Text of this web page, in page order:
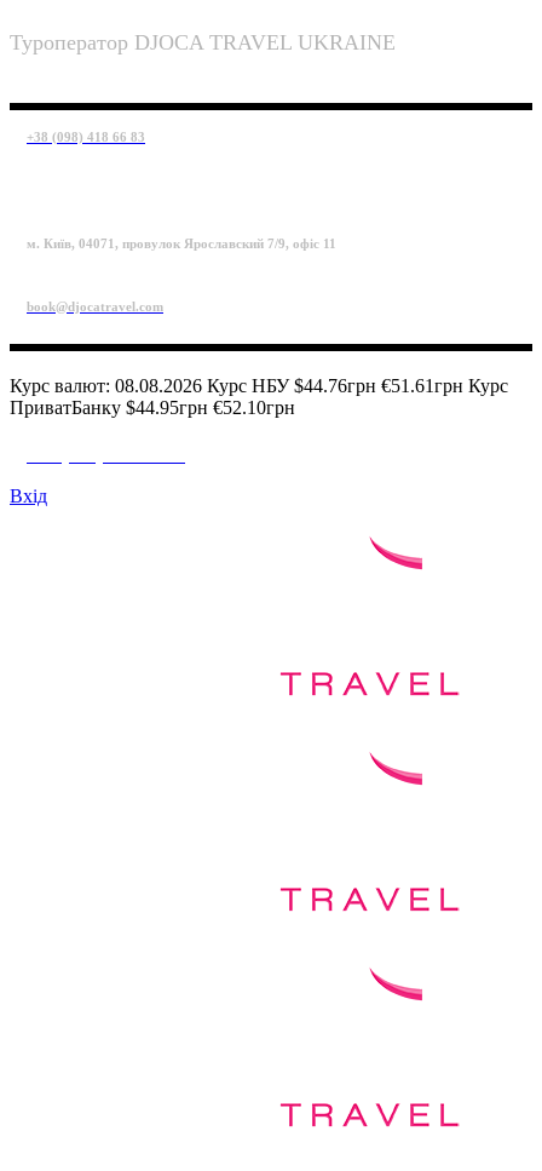
Туроператор DJOCA TRAVEL UKRAINE
+38 (098) 418 66 83
м. Київ, 04071, провулок Ярославский 7/9, офіс 11
book@djocatravel.com
Курс валют: 08.08.2026 Курс НБУ $44.76грн €51.61грн Курс
ПриватБанку $44.95грн €52.10грн
Вхід